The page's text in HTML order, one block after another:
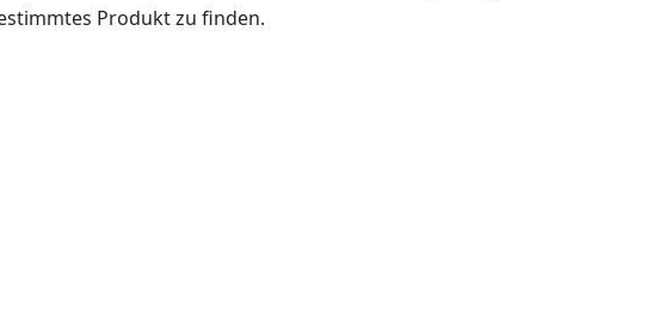
Produkt zu finden.